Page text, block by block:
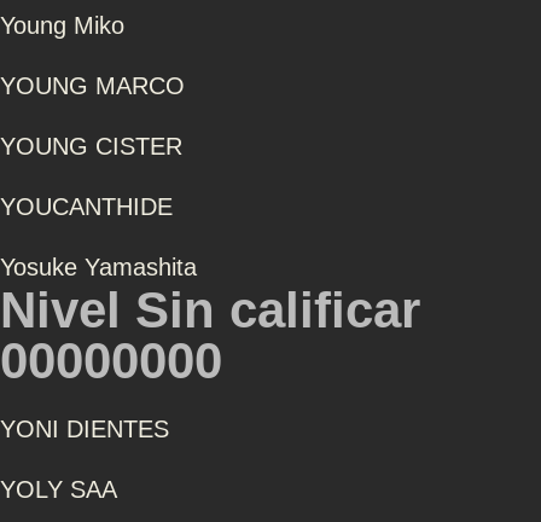
Young Miko
YOUNG MARCO
YOUNG CISTER
YOUCANTHIDE
Yosuke Yamashita
Nivel Sin calificar
00000000
YONI DIENTES
YOLY SAA